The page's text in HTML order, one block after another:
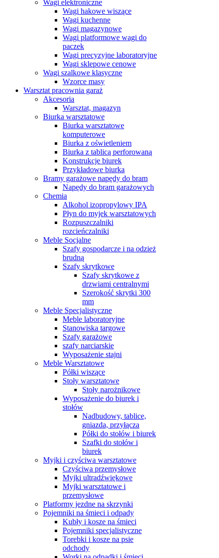
Wagi elektroniczne
Wagi hakowe wiszące
Wagi kuchenne
Wagi magazynowe
Wagi platformowe wagi do
paczek
Wagi precyzyjne laboratoryjne
Wagi sklepowe cenowe
Wagi szalkowe klasyczne
Wzorce masy
Warsztat pracownia garaż
Akcesoria
Warsztat, magazyn
Biurka warsztatowe
Biurka warsztatowe
komputerowe
Biurka z oświetleniem
Biurka z tablicą perforowaną
Konstrukcje biurek
Przykładowe biurka
Bramy garażowe napędy do bram
Napędy do bram garażowych
Chemia
Alkohol izopropylowy IPA
Płyn do myjek warsztatowych
Rozpuszczalniki
rozcieńczalniki
Meble Socjalne
Szafy gospodarcze i na odzież
brudną
Szafy skrytkowe
Szafy skrytkowe z
drzwiami centralnymi
Szerokość skrytki 300
mm
Meble Specjalistyczne
Meble laboratoryjne
Stanowiska targowe
Szafy garażowe
szafy narciarskie
Wyposażenie stajni
Meble Warsztatowe
Półki wiszące
Stoły warsztatowe
Stoły narożnikowe
Wyposażenie do biurek i
stołów
Nadbudowy, tablice,
gniazda, przyłącza
Półki do stołów i biurek
Szafki do stołów i
biurek
Myjki i czyściwa warsztatowe
Czyściwa przemysłowe
Myjki ultradźwiękowe
Myjki warsztatowe i
przemysłowe
Platformy jezdne na skrzynki
Pojemniki na śmieci i odpady
Kubły i kosze na śmieci
Pojemniki specjalistyczne
Torebki i kosze na psie
odchody